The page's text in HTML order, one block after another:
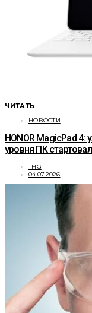
ЧИТАТЬ
НОВОСТИ
HONOR MagicPad
уровня ПК
THG
04.07.2026